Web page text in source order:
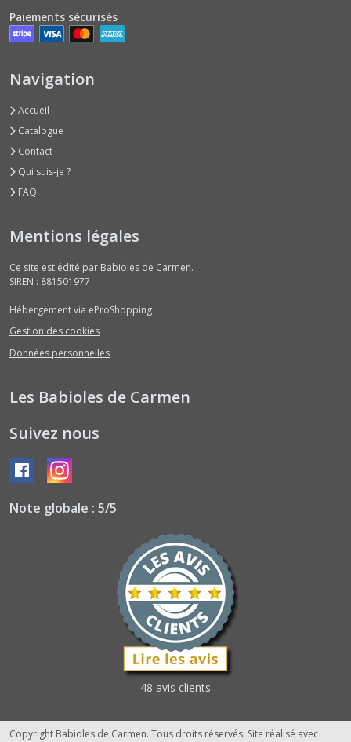
Paiements sécurisés
Navigation
Accueil
Catalogue
Contact
Qui suis-je ?
FAQ
Mentions légales
Ce site est édité par Babioles de Carmen.
SIREN : 881501977
Hébergement via eProShopping
Gestion des cookies
Données personnelles
Les Babioles de Carmen
Suivez nous
Note globale : 5/5
48 avis clients
Copyright Babioles de Carmen. Tous droits réservés. Site réalisé avec